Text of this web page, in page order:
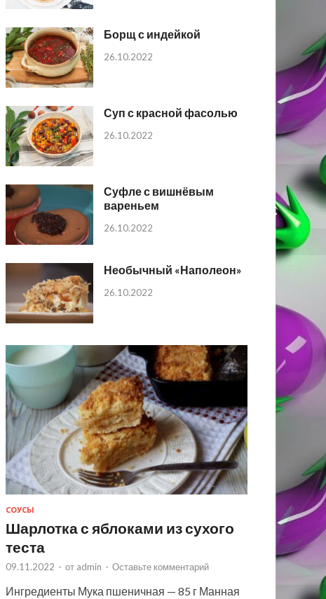
Борщ с индейкой
26.10.2022
Суп с красной фасолью
26.10.2022
Суфле с вишнёвым
вареньем
26.10.2022
Необычный «Наполеон»
26.10.2022
СОУСЫ
Шарлотка с яблоками из сухого
теста
09.11.2022 - от admin - Оставьте комментарий
Ингредиенты Мука пшеничная — 85 г Манная